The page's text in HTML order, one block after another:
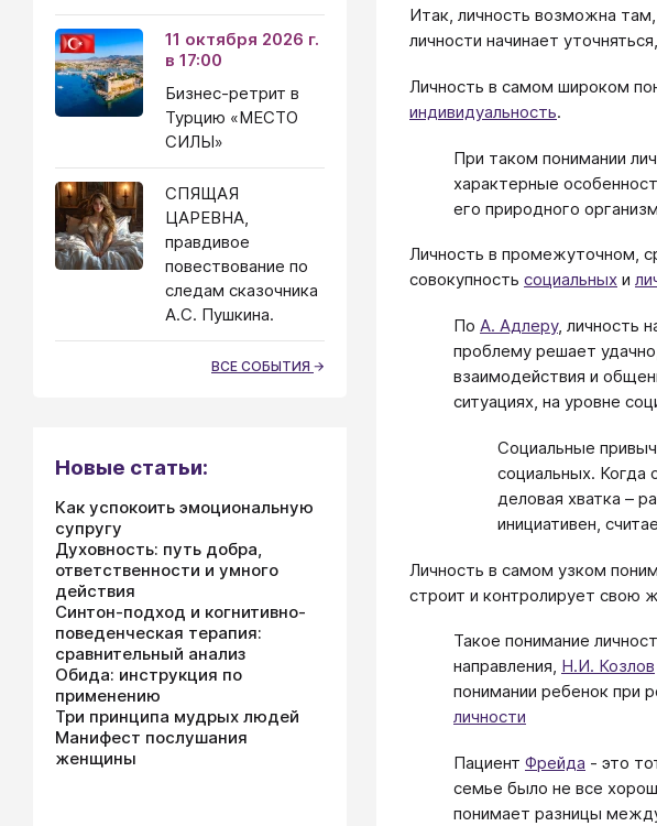
Итак, личность возможна
личности начинает
Личность в самом широком
индивидуальность.
При таком понимании
характерные
его природного
Личность в промежуточном,
совокупность социальных и
По А. Адлеру, личность
проблему решает
взаимодействия и
ситуациях, на уровне
Социальные
социальных. Когда
деловая хватка –
инициативен,
Личность в самом узком
строит и контролирует свою
Такое понимание
направления, Н.И. Козлов
понимании ребенок при
личности
Пациент Фрейда - это
семье было не все
понимает разницы
11 октября 2026 г.
в 17:00
Бизнес-ретрит в
Турцию «МЕСТО
СИЛЫ»
СПЯЩАЯ
ЦАРЕВНА,
правдивое
повествование по
следам сказочника
А.С. Пушкина.
ВСЕ СОБЫТИЯ
Новые статьи:
Как успокоить эмоциональную
супругу
Духовность: путь добра,
ответственности и умного
действия
Синтон-подход и когнитивно-
поведенческая терапия:
сравнительный анализ
Обида: инструкция по
применению
Три принципа мудрых людей
Манифест послушания
женщины